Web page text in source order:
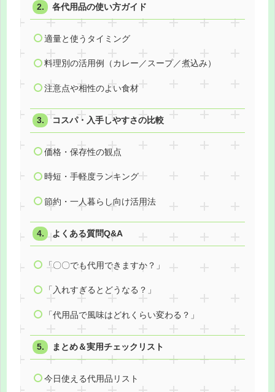
各代用品の使い方ガイド
適量と使うタイミング
料理別の活用例（カレー／スープ／煮込み）
注意点や相性のよい食材
コスパ・入手しやすさの比較
価格・保存性の観点
時短・手軽度ランキング
節約・一人暮らし向け活用法
よくある質問Q&A
「〇〇でも代用できますか？」
「入れすぎるとどうなる？」
「代用品で風味はどれくらい変わる？」
まとめ＆実用チェックリスト
今日使える代用品リスト